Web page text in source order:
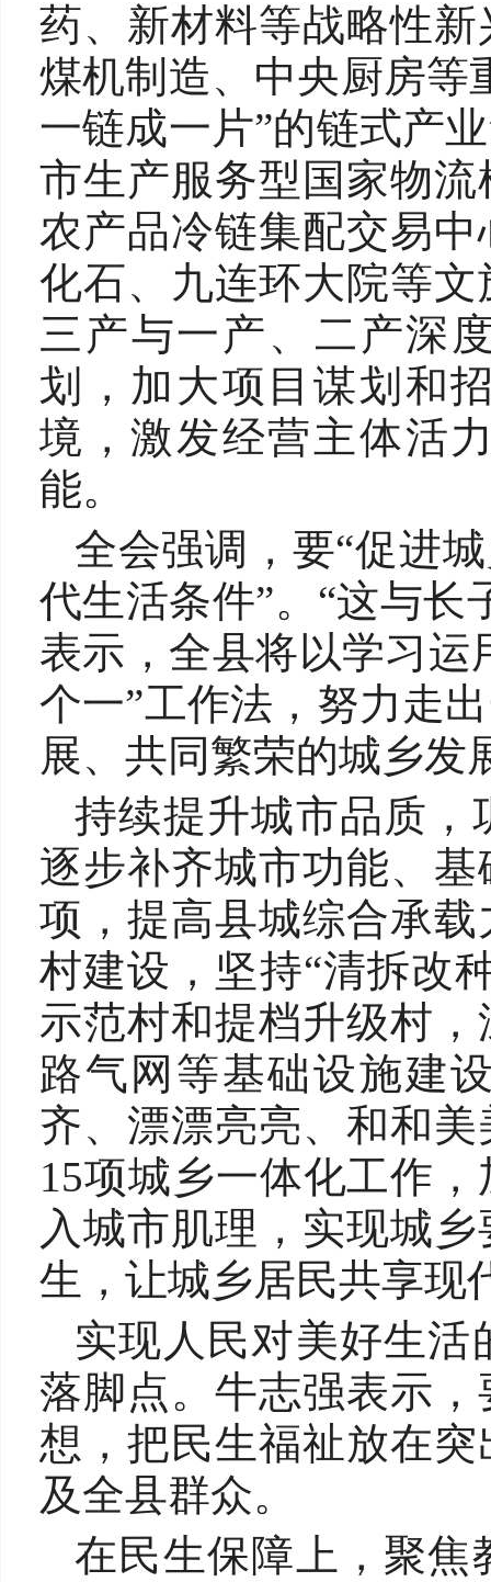
药、新材料等战略性
煤机制造、中央厨房等
一链成一片”的链式产
市生产服务型国家物
农产品冷链集配交易
化石、九连环大院等
三产与一产、二产深
划，加大项目谋划和
境，激发经营主体活
能。
全会强调，要“促进
代生活条件”。“这与长
表示，全县将以学习运
个一”工作法，努力走
展、共同繁荣的城乡发
持续提升城市品质，
逐步补齐城市功能、
项，提高县城综合承
村建设，坚持“清拆改
示范村和提档升级村
路气网等基础设施建
齐、漂漂亮亮、和和
15项城乡一体化工作
入城市肌理，实现城
生，让城乡居民共享现
实现人民对美好生
落脚点。牛志强表示
想，把民生福祉放在
及全县群众。
在民生保障上，聚焦